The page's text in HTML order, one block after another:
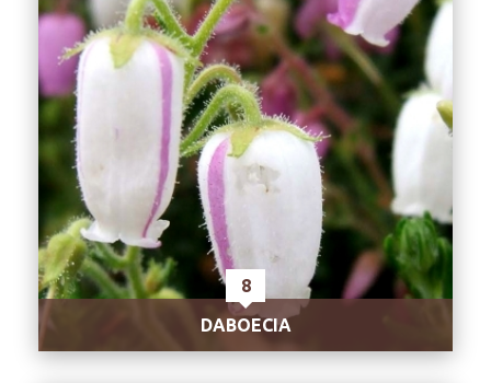
8
DABOECIA